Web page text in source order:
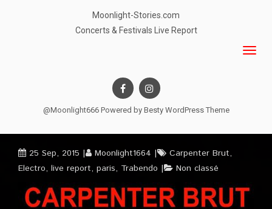
Moonlight-Stories.com
Concerts & Festivals Live Report
@Moonlight666 Powered by Besty WordPress Theme
25 Sep, 2015 Moonlight1664 Carpenter Brut,
Electro, live report, paris, Trabendo Non classé